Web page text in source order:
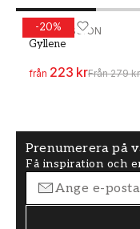
-20%
WALLPASSION
Gyllene
från 223 krFrån 279 kr
Målarfärg -
Prenumerera på
Få inspiration och